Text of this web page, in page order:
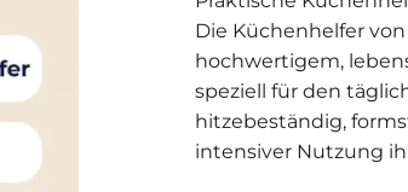
Die Küchenhelfer
hochwertigem,
speziell für den
hitzebeständig,
intensiver Nutzung